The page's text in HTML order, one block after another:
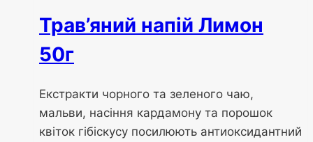
Трав’яний напій Лимон
50г
Екстракти чорного та зеленого чаю,
мальви, насіння кардамону та порошок
квіток гібіскусу посилюють антиоксидантний